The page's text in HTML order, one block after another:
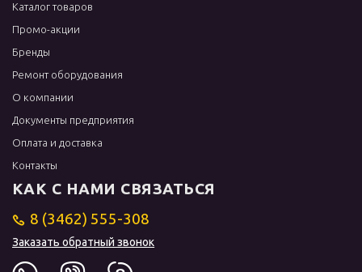
Каталог товаров
Промо-акции
Бренды
Ремонт оборудования
О компании
Документы предприятия
Оплата и доставка
Контакты
КАК С НАМИ СВЯЗАТЬСЯ
8 (3462) 555-308
Заказать обратный звонок